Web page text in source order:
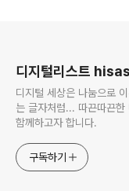
디지털리스트
디지털 세상은 나눔으로
는 글자처럼... 따끈따끈
함께하고자 합니다.
구독하기